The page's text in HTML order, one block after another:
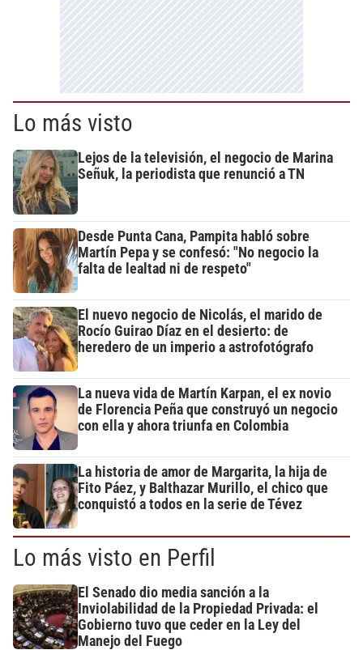
Lo más visto
Lejos de la televisión, el negocio de Marina
Señuk, la periodista que renunció a TN
Desde Punta Cana, Pampita habló sobre
Martín Pepa y se confesó: "No negocio la
falta de lealtad ni de respeto"
El nuevo negocio de Nicolás, el marido de
Rocío Guirao Díaz en el desierto: de
heredero de un imperio a astrofotógrafo
La nueva vida de Martín Karpan, el ex novio
de Florencia Peña que construyó un negocio
con ella y ahora triunfa en Colombia
La historia de amor de Margarita, la hija de
Fito Páez, y Balthazar Murillo, el chico que
conquistó a todos en la serie de Tévez
Lo más visto en Perfil
El Senado dio media sanción a la
Inviolabilidad de la Propiedad Privada: el
Gobierno tuvo que ceder en la Ley del
Manejo del Fuego